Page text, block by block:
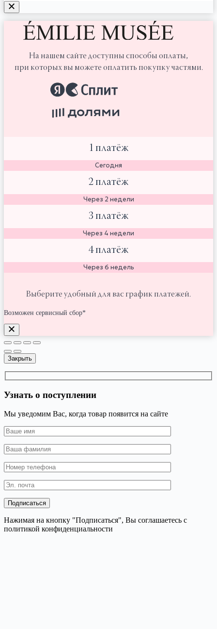
На нашем сайте доступны способы оплаты,
при которых вы можете оплатить покупку частями.
1 платёж
Сегодня
2 платёж
Через 2 недели
3 платёж
Через 4 недели
4 платёж
Через 6 недель
Выберите удобный для вас график платежей.
Возможен сервисный сбор*
Закрыть
Узнать о поступлении
Мы уведомим Вас, когда товар появится на сайте
Нажимая на кнопку "Подписаться", Вы соглашаетесь с
политикой конфиденциальности